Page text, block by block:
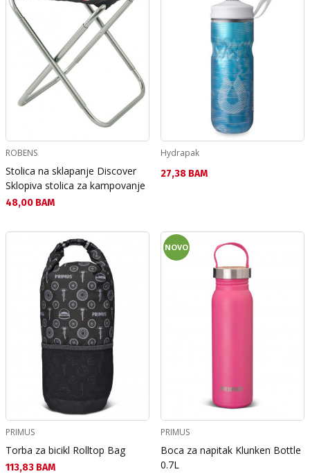
ROBENS
Stolica na sklapanje Discover
Sklopiva stolica za kampovanje
Текуща цена:
48,00 BAM
Hydrapak
Текуща цена:
27,38 BAM
PRIMUS
Torba za bicikl Rolltop Bag
Текуща цена:
113,83 BAM
NOVO
PRIMUS
Boca za napitak Klunken Bottle
0.7L